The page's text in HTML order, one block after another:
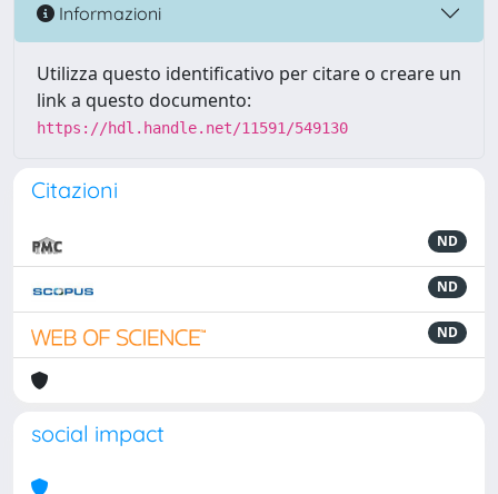
Informazioni
Utilizza questo identificativo per citare o creare un
link a questo documento:
https://hdl.handle.net/11591/549130
Citazioni
ND
ND
ND
social impact